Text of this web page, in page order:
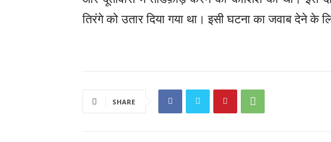
तिरंगे को उतार दिया गया था। इसी घटना का जवाब देने के
SHARE